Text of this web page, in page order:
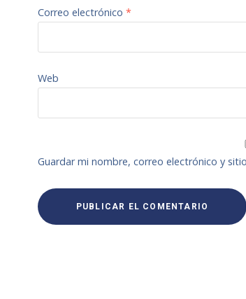
Correo electrónico *
Web
Guardar mi nombre, correo electrónico y